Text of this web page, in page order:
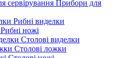
Прибори для
Рибні виделки
Рибні ножі
Столові виделки
Столові ложки